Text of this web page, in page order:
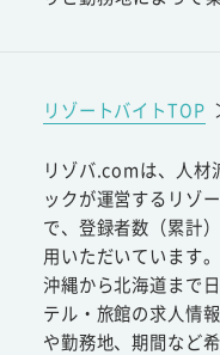
リゾートバイトTOP
リゾバ.comは、人材
ックが運営するリゾ
で、登録者数（累計
用いただいています。
沖縄から北海道まで
テル・旅館の求人情
や勤務地、期間など